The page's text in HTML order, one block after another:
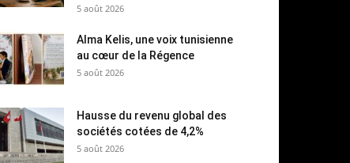
5 août 2026
Alma Kelis, une voix tunisienne
au cœur de la Régence
5 août 2026
Hausse du revenu global des
sociétés cotées de 4,2%
5 août 2026